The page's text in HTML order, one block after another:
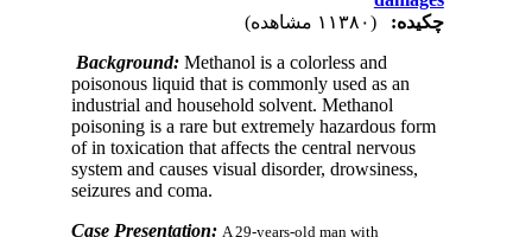
چکیده:
Background:Methanol is a colorless and
poisonous liquid that is commonly used as an
industrial and household solvent. Methanol
poisoning is a rare but extremely hazardous form
of in toxication that affects the central nervous
system and causes visual disorder, drowsiness,
seizures and coma.
Case Presentation:A 29-years-old man with